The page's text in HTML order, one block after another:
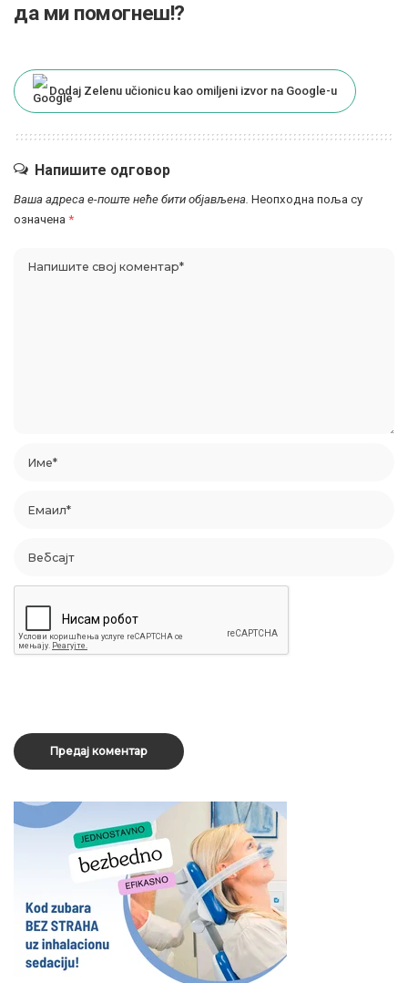
да ми помогнеш!?
Dodaj Zelenu učionicu kao omiljeni izvor na Google-u
Напишите одговор
Ваша адреса е-поште неће бити објављена. Неопходна поља су
означена *